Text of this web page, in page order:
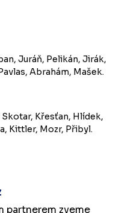
Juráň, Pelikán, Jirák,
Abrahám, Mašek.
Křesťan, Hlídek,
Kittler, Mozr, Přibyl.
partnerem zveme